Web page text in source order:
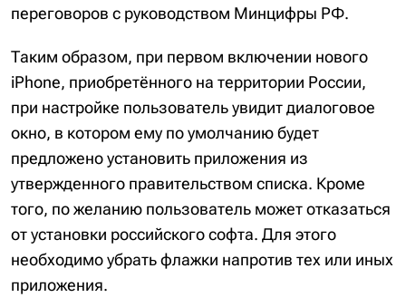
переговоров с руководством Минцифры РФ.
Таким образом, при первом включении нового
iPhone, приобретённого на территории России,
при настройке пользователь увидит диалоговое
окно, в котором ему по умолчанию будет
предложено установить приложения из
утвержденного правительством списка. Кроме
того, по желанию пользователь может отказаться
от установки российского софта. Для этого
необходимо убрать флажки напротив тех или иных
приложения.